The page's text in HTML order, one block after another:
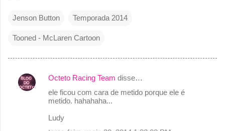
Jenson Button Temporada 2014
Tooned - McLaren Cartoon
C
Octeto Racing Team disse…
ele ficou com cara de metido porque ele é
metido. hahahaha...
Ludy